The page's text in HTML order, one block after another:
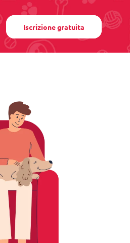
Iscrizione gratuita